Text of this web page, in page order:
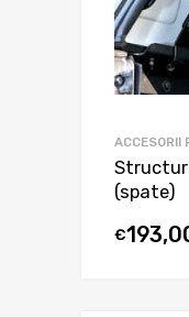
ACCESORII
(spate)
€